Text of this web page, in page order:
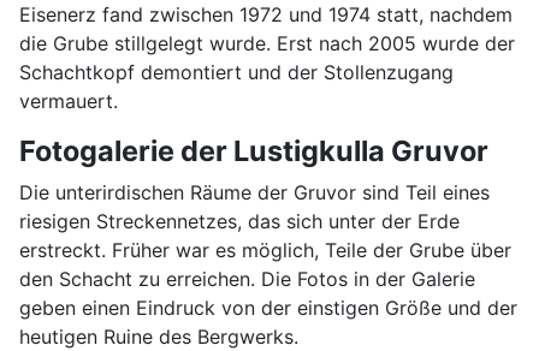
Eisenerz fand zwischen 1972 und 1974 statt, nachdem
die Grube stillgelegt wurde. Erst nach 2005 wurde der
Schachtkopf demontiert und der Stollenzugang
vermauert.
Fotogalerie der Lustigkulla Gruvor
Die unterirdischen Räume der Gruvor sind Teil eines
riesigen Streckennetzes, das sich unter der Erde
erstreckt. Früher war es möglich, Teile der Grube über
den Schacht zu erreichen. Die Fotos in der Galerie
geben einen Eindruck von der einstigen Größe und der
heutigen Ruine des Bergwerks.